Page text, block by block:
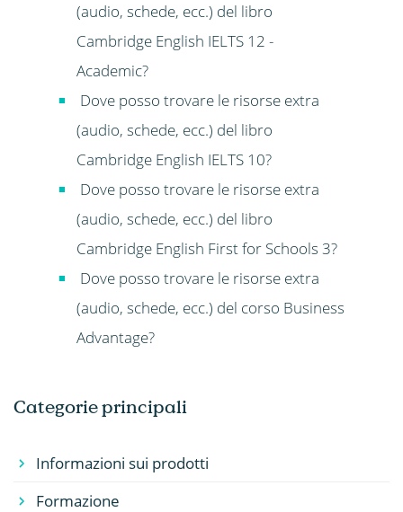
Categorie principali
Informazioni sui prodotti
Formazione
(audio, schede, ecc.) del libro
Cambridge English IELTS 12 -
Academic?
Dove posso trovare le risorse extra
(audio, schede, ecc.) del libro
Cambridge English IELTS 10?
Dove posso trovare le risorse extra
(audio, schede, ecc.) del libro
Cambridge English First for Schools 3?
Dove posso trovare le risorse extra
(audio, schede, ecc.) del corso Business
Advantage?